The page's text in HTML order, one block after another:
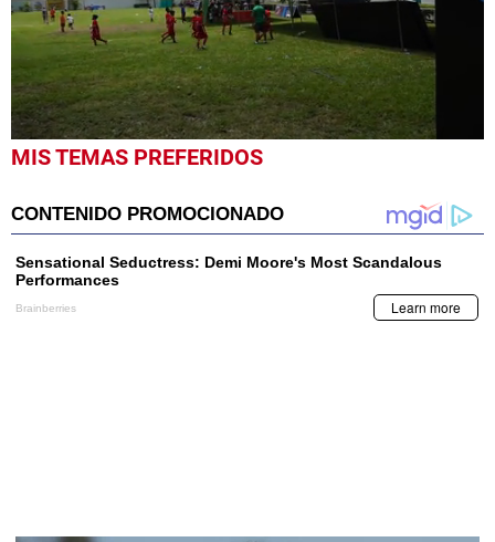
0
seconds
minutes,
10
seconds
MIS TEMAS PREFERIDOS